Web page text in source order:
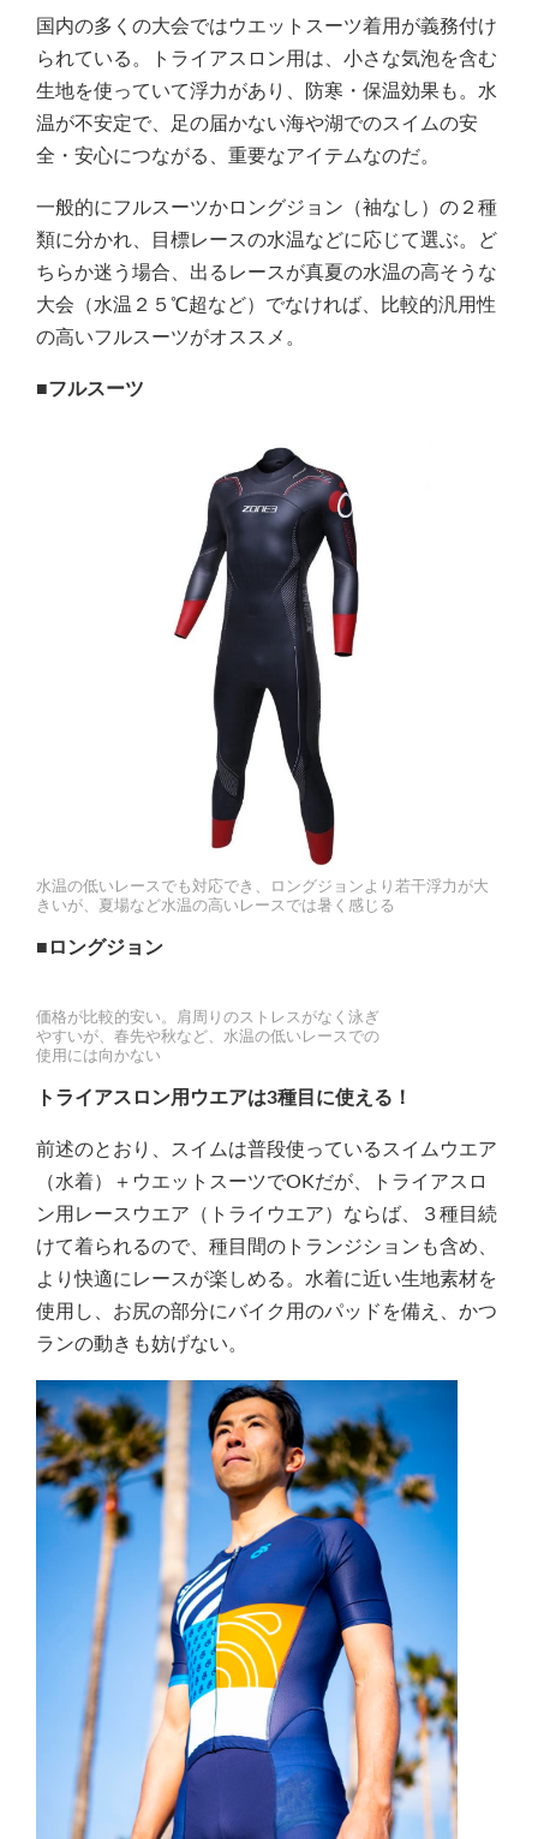
国内の多くの大会ではウエットスーツ着用が義務付け
られている。トライアスロン用は、小さな気泡を含む
生地を使っていて浮力があり、防寒・保温効果も。水
温が不安定で、足の届かない海や湖でのスイムの安
全・安心につながる、重要なアイテムなのだ。
一般的にフルスーツかロングジョン（袖なし）の２種
類に分かれ、目標レースの水温などに応じて選ぶ。ど
ちらか迷う場合、出るレースが真夏の水温の高そうな
大会（水温２５℃超など）でなければ、比較的汎用性
の高いフルスーツがオススメ。
■フルスーツ
水温の低いレースでも対応でき、ロングジョンより若干浮力が大
きいが、夏場など水温の高いレースでは暑く感じる
■ロングジョン
価格が比較的安い。肩周りのストレスがなく泳ぎ
やすいが、春先や秋など、水温の低いレースでの
使用には向かない
トライアスロン用ウエアは3種目に使える！
前述のとおり、スイムは普段使っているスイムウエア
（水着）＋ウエットスーツでOKだが、トライアスロ
ン用レースウエア（トライウエア）ならば、３種目続
けて着られるので、種目間のトランジションも含め、
より快適にレースが楽しめる。水着に近い生地素材を
使用し、お尻の部分にバイク用のパッドを備え、かつ
ランの動きも妨げない。